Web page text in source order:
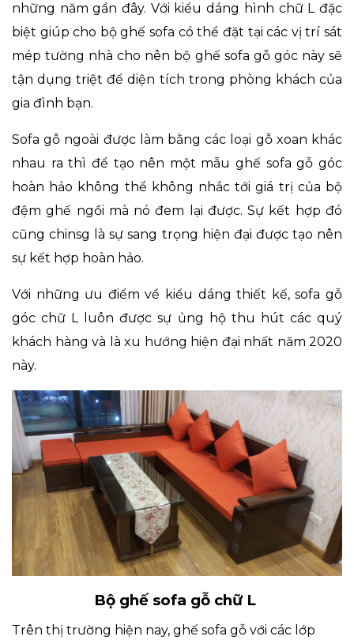
những năm gần đây. Với kiểu dáng hình chữ L đặc
biệt giúp cho bộ ghế sofa có thể đặt tại các vị trí sát
mép tường nhà cho nên bộ ghế sofa gỗ góc này sẽ
tận dụng triệt để diện tích trong phòng khách của
gia đình bạn.
Sofa gỗ ngoài được làm bằng các loại gỗ xoan khác
nhau ra thì để tạo nên một mẫu ghế sofa gỗ góc
hoàn hảo không thể không nhắc tới giá trị của bộ
đệm ghế ngồi mà nó đem lại được. Sự kết hợp đó
cũng chinsg là sự sang trọng hiện đại được tạo nên
sự kết hợp hoàn hảo.
Với những ưu điểm về kiểu dáng thiết kế, sofa gỗ
góc chữ L luôn được sự ủng hộ thu hút các quý
khách hàng và là xu hướng hiện đại nhất năm 2020
này.
Bộ ghế sofa gỗ chữ L
Trên thị trường hiện nay, ghế sofa gỗ với các lớp